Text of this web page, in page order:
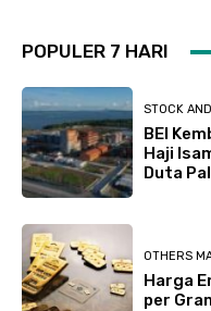
POPULER 7 HARI
STOCK
BEI
Haji
Duta
OTHERS
Harga
per